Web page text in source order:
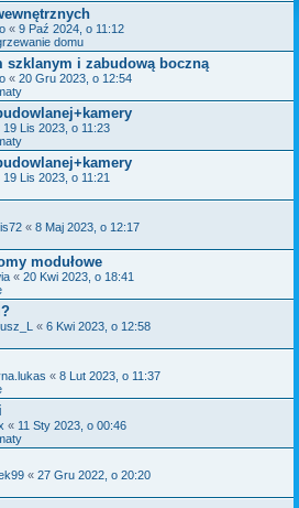
« 9 Paź 2024, o 11:12
domu
szklanym i zabudową boczną
« 20 Gru 2023, o 12:54
19 Lis 2023, o 11:23
19 Lis 2023, o 11:21
« 8 Maj 2023, o 12:17
modułowe
« 20 Kwi 2023, o 18:41
« 6 Kwi 2023, o 12:58
« 8 Lut 2023, o 11:37
« 11 Sty 2023, o 00:46
« 27 Gru 2022, o 20:20